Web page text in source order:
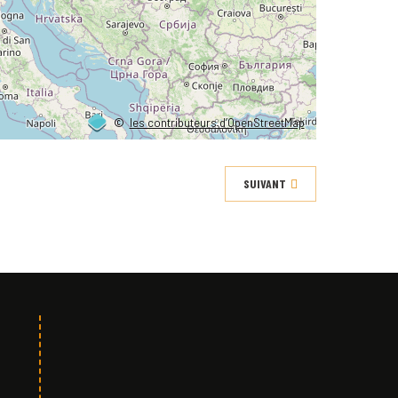
©les contributeurs d’OpenStreetMap
SUIVANT